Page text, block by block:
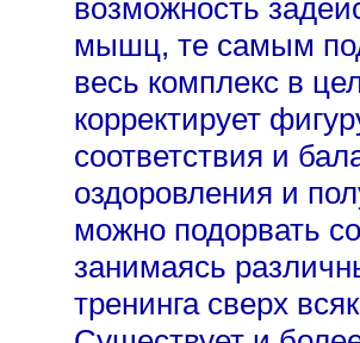
возможность
мышц, те самым
весь комплекс в
корректирует
соответствия и
оздоровления и
можно подорвать
занимаясь
тренинга сверх